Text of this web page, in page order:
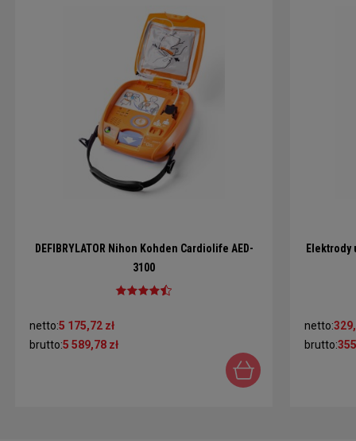
DEFIBRYLATOR Nihon Kohden Cardiolife AED-
3100
netto:5 175,72 zł
brutto:5 589,78 zł
Elektrody
netto:
brutto: